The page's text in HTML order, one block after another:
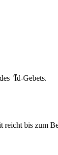
ʿĪd-Gebets.
reicht bis zum